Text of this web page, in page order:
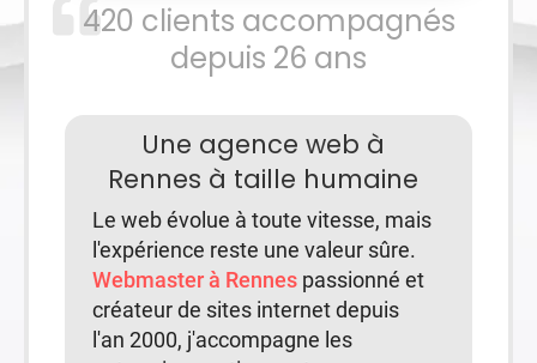
420 clients accompagnés
depuis 26 ans
Une agence web à
Rennes à taille humaine
Le web évolue à toute vitesse, mais
l'expérience reste une valeur sûre.
Webmaster à Rennes passionné et
créateur de sites internet depuis
l'an 2000, j'accompagne les